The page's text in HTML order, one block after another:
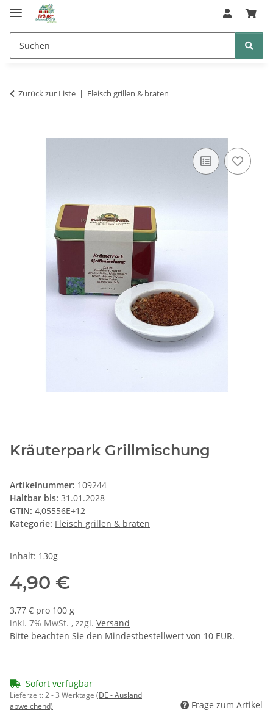
Zurück zur Liste Fleisch grillen & braten
Kräuterpark Grillmischung
Artikelnummer: 109244
Haltbar bis: 31.01.2028
GTIN: 4,05556E+12
Kategorie: Fleisch grillen & braten
Inhalt: 130g
4,90 €
3,77 € pro 100 g
inkl. 7% MwSt. , zzgl. Versand
Bitte beachten Sie den Mindestbestellwert von 10 EUR.
Sofort verfügbar
Lieferzeit:2 - 3 Werktage (DE - Ausland
abweichend)
Frage zum Artikel